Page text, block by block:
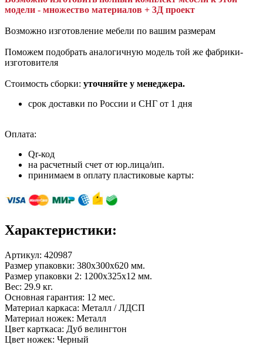
модели - множество материалов + 3Д проект
Возможно изготовление мебели по вашим размерам
Поможем подобрать аналогичную модель той же фабрики-
изготовителя
Стоимость сборки: уточняйте у менеджера.
срок доставки по России и СНГ от 1 дня
Оплата:
Qr-код
на расчетный счет от юр.лица/ип.
принимаем в оплату пластиковые карты:
Характеристики:
Артикул: 420987
Размер упаковки: 380х300х620 мм.
Размер упаковки 2: 1200х325х12 мм.
Вес: 29.9 кг.
Основная гарантия: 12 мес.
Материал каркаса: Металл / ЛДСП
Материал ножек: Металл
Цвет карткаса: Дуб велингтон
Цвет ножек: Черный